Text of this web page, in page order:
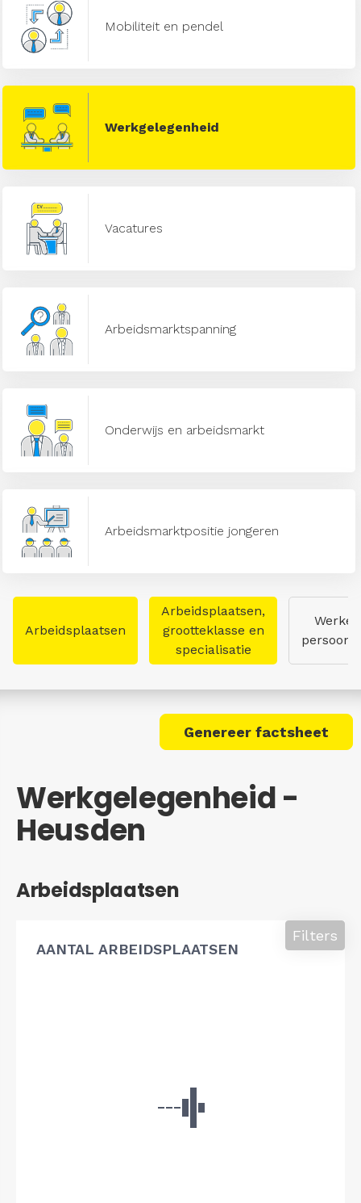
Mobiliteit en pendel
Werkgelegenheid
Vacatures
Arbeidsmarktspanning
Onderwijs en arbeidsmarkt
Arbeidsmarktpositie jongeren
Arbeidsplaatsen
Arbeidsplaatsen,
grootteklasse en
specialisatie
Genereer factsheet
Werkgelegenheid -
Heusden
Arbeidsplaatsen
AANTAL ARBEIDSPLAATSEN
Filters